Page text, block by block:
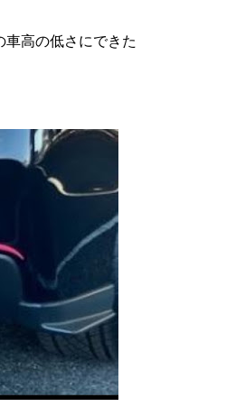
高の低さにできた